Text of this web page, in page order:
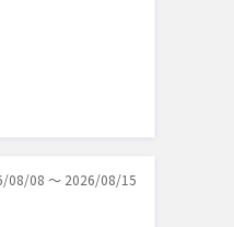
08/08 〜 2026/08/15